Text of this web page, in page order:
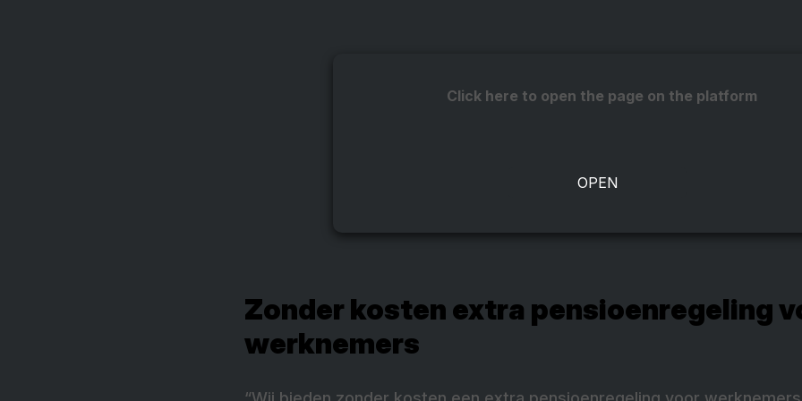
Click here to open the page on the platform
Zonder kosten extra pensioenregeling
werknemers